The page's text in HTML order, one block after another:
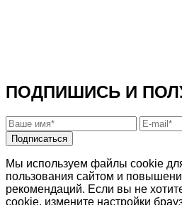
ПОДПИШИСЬ И
Подписаться
Мы используем файлы cookie
пользования сайтом и
рекомендаций. Если вы не
cookie, измените настройки